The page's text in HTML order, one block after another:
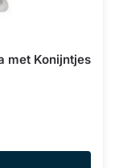
met Konijntjes